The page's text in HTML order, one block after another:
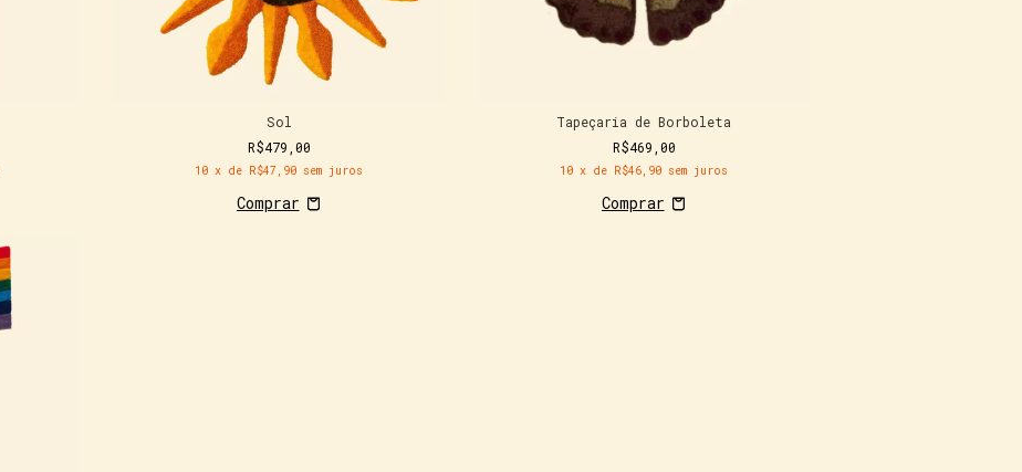
Sol
R$479,00
10 x de R$47,90 sem juros
Tapeçaria de Borboleta
R$469,00
10 x de R$46,90 sem juros